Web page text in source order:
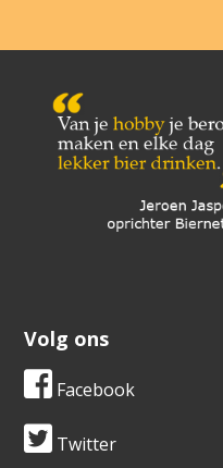
Volg ons
Facebook
Twitter